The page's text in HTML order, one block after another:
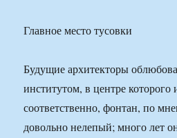
Главное место тусовки
Будущие архитекторы
институтом, в центре которого
соответственно, фонтан, по
довольно нелепый; много лет